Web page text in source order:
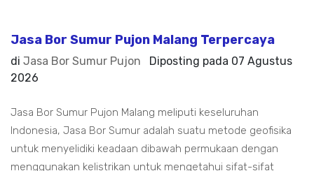
Jasa Bor Sumur Pujon Malang Terpercaya
di Jasa Bor Sumur Pujon Diposting pada 07 Agustus
2026
Jasa Bor Sumur Pujon Malang meliputi keseluruhan
Indonesia, Jasa Bor Sumur adalah suatu metode geofisika
untuk menyelidiki keadaan dibawah permukaan dengan
menggunakan kelistrikan untuk mengetahui sifat-sifat